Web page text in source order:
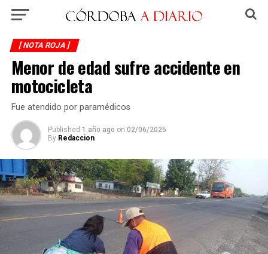
[ NOTA ROJA ]
Menor de edad sufre accidente en
motocicleta
Fue atendido por paramédicos
Published 1 año ago on 02/06/2025
By Redaccion